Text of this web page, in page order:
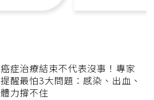
癌症治療結束不代表沒事！專家
提醒最怕3大問題：感染、出血、
體力撐不住